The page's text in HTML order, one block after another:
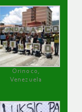
Orinoco,
Venezuela